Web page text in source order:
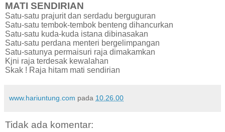
MATI SENDIRIAN
Satu-satu prajurit dan serdadu berguguran
Satu-satu tembok-tembok benteng dihancurkan
Satu-satu kuda-kuda istana dibinasakan
Satu-satu perdana menteri bergelimpangan
Satu-satunya permaisuri raja dimakamkan
Kjni raja terdesak kewalahan
Skak ! Raja hitam mati sendirian
www.hariuntung.com pada 10.26.00
Tidak ada komentar: